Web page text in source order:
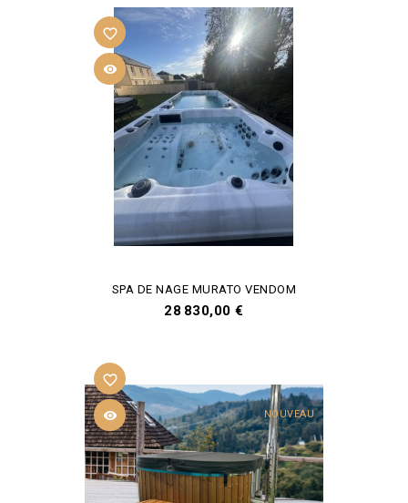

favorite_border
SPA DE NAGE MURATO VENDOM
Prix
28 830,00 €
NOUVEAU

favorite_border